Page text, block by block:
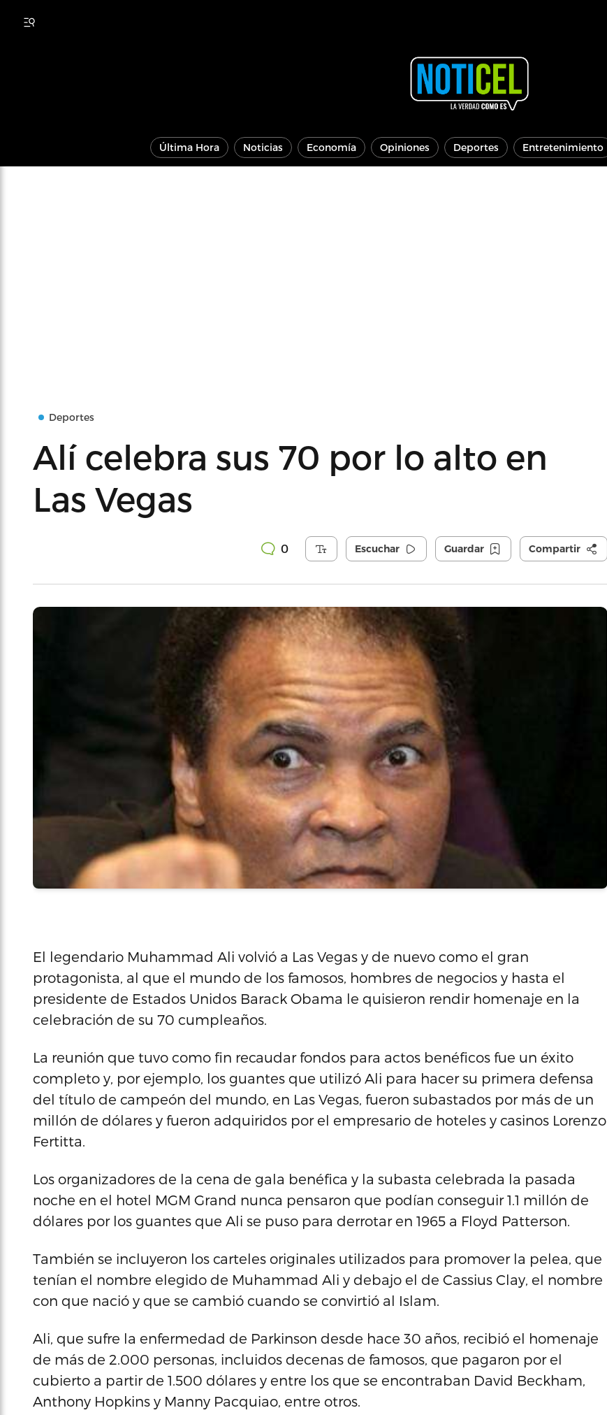
Última Hora Noticias Economía Opiniones Deportes Entretenimiento
Deportes
Alí celebra sus 70 por lo alto en
Las Vegas
0 Escuchar Guardar Compartir
El legendario Muhammad Ali volvió a Las Vegas y de nuevo como el gran
protagonista, al que el mundo de los famosos, hombres de negocios y hasta el
presidente de Estados Unidos Barack Obama le quisieron rendir homenaje en la
celebración de su 70 cumpleaños.
La reunión que tuvo como fin recaudar fondos para actos benéficos fue un éxito
completo y, por ejemplo, los guantes que utilizó Ali para hacer su primera defensa
del título de campeón del mundo, en Las Vegas, fueron subastados por más de un
millón de dólares y fueron adquiridos por el empresario de hoteles y casinos Lorenzo
Fertitta.
Los organizadores de la cena de gala benéfica y la subasta celebrada la pasada
noche en el hotel MGM Grand nunca pensaron que podían conseguir 1.1 millón de
dólares por los guantes que Ali se puso para derrotar en 1965 a Floyd Patterson.
También se incluyeron los carteles originales utilizados para promover la pelea, que
tenían el nombre elegido de Muhammad Ali y debajo el de Cassius Clay, el nombre
con que nació y que se cambió cuando se convirtió al Islam.
Ali, que sufre la enfermedad de Parkinson desde hace 30 años, recibió el homenaje
de más de 2.000 personas, incluidos decenas de famosos, que pagaron por el
cubierto a partir de 1.500 dólares y entre los que se encontraban David Beckham,
Anthony Hopkins y Manny Pacquiao, entre otros.